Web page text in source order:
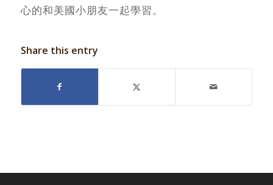
心的和美國小朋友一起學習。
Share this entry